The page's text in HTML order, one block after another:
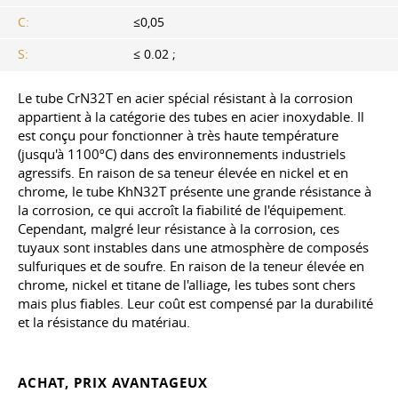
С:
≤0,05
S:
≤ 0.02 ;
Le tube CrN32T en acier spécial résistant à la corrosion
appartient à la catégorie des tubes en acier inoxydable. Il
est conçu pour fonctionner à très haute température
(jusqu'à 1100ºC) dans des environnements industriels
agressifs. En raison de sa teneur élevée en nickel et en
chrome, le tube KhN32T présente une grande résistance à
la corrosion, ce qui accroît la fiabilité de l'équipement.
Cependant, malgré leur résistance à la corrosion, ces
tuyaux sont instables dans une atmosphère de composés
sulfuriques et de soufre. En raison de la teneur élevée en
chrome, nickel et titane de l'alliage, les tubes sont chers
mais plus fiables. Leur coût est compensé par la durabilité
et la résistance du matériau.
ACHAT, PRIX AVANTAGEUX